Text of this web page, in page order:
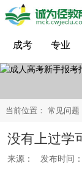
成考 专业
当前位置： 常见问题
没有上过学
来源： 发布时间